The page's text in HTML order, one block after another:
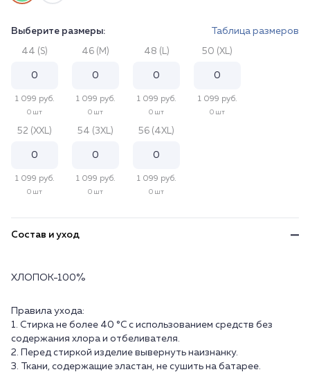
Выберите размеры: Таблица размеров
44 (S)
1 099 руб.
0 шт
46 (M)
1 099 руб.
0 шт
48 (L)
1 099 руб.
0 шт
50 (XL)
1 099 руб.
0 шт
52 (XXL)
1 099 руб.
0 шт
54 (3XL)
1 099 руб.
0 шт
56 (4XL)
1 099 руб.
0 шт
Состав и уход
ХЛОПОК-100%
Правила ухода:
1. Стирка не более 40 °C с использованием средств без
содержания хлора и отбеливателя.
2. Перед стиркой изделие вывернуть наизнанку.
3. Ткани, содержащие эластан, не сушить на батарее.